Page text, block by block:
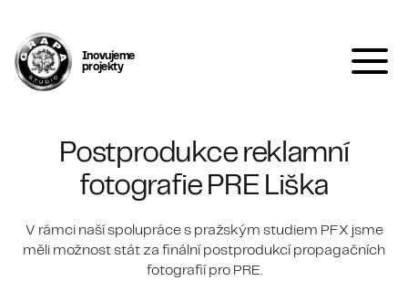
Inovujeme
projekty
Postprodukce reklamní
fotografie PRE Liška
V rámci naší spolupráce s pražským studiem PFX jsme
měli možnost stát za finální postprodukcí propagačních
fotografií pro PRE.